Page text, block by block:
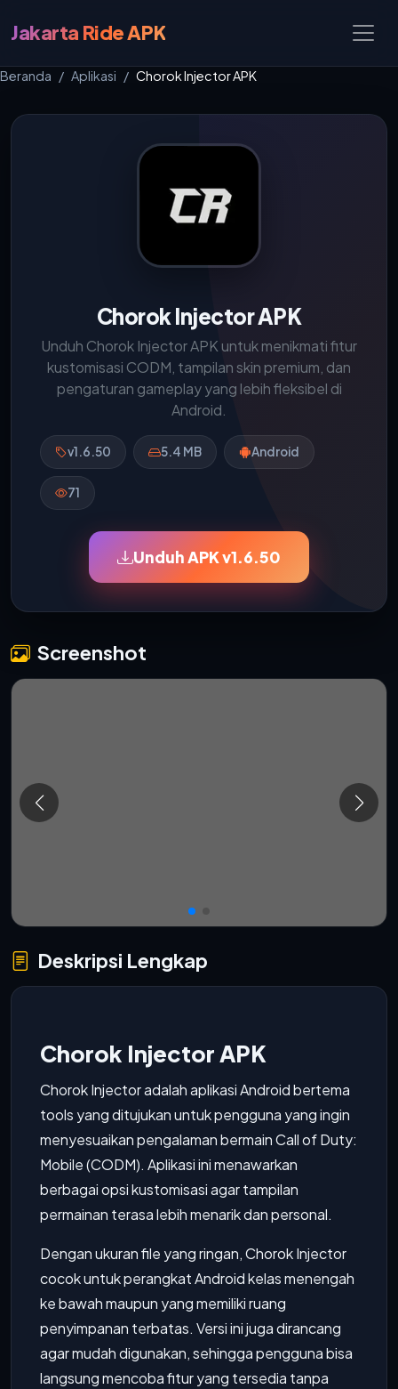
Jakarta Ride APK
Beranda Aplikasi Chorok Injector APK
Chorok Injector APK
Unduh Chorok Injector APK untuk menikmati fitur
kustomisasi CODM, tampilan skin premium, dan
pengaturan gameplay yang lebih fleksibel di
Android.
v1.6.50 5.4 MB Android
71
Unduh APK v1.6.50
Screenshot
Deskripsi Lengkap
Chorok Injector APK
Chorok Injector adalah aplikasi Android bertema
tools yang ditujukan untuk pengguna yang ingin
menyesuaikan pengalaman bermain Call of Duty:
Mobile (CODM). Aplikasi ini menawarkan
berbagai opsi kustomisasi agar tampilan
permainan terasa lebih menarik dan personal.
Dengan ukuran file yang ringan, Chorok Injector
cocok untuk perangkat Android kelas menengah
ke bawah maupun yang memiliki ruang
penyimpanan terbatas. Versi ini juga dirancang
agar mudah digunakan, sehingga pengguna bisa
langsung mencoba fitur yang tersedia tanpa